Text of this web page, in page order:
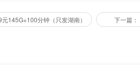
145G+100分钟（只发湖南） 下一篇：